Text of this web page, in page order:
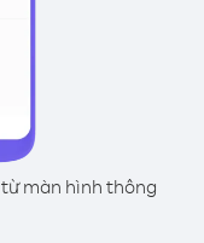
màn hình thông